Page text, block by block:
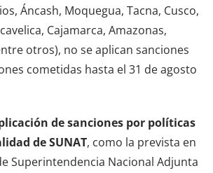
Áncash, Moquegua, Tacna, Cusco,
Cajamarca, Amazonas,
otros), no se aplican sanciones
cometidas hasta el 31 de agosto
de sanciones por políticas
de SUNAT, como la prevista en
Superintendencia Nacional Adjunta